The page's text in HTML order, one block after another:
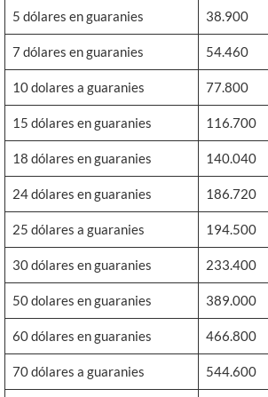
5 dólares en guaranies 38.900
7 dólares en guaranies 54.460
10 dolares a guaranies 77.800
15 dólares en guaranies 116.700
18 dólares en guaranies 140.040
24 dólares en guaranies 186.720
25 dólares a guaranies 194.500
30 dólares en guaranies 233.400
50 dolares en guaranies 389.000
60 dólares en guaranies 466.800
70 dólares a guaranies 544.600